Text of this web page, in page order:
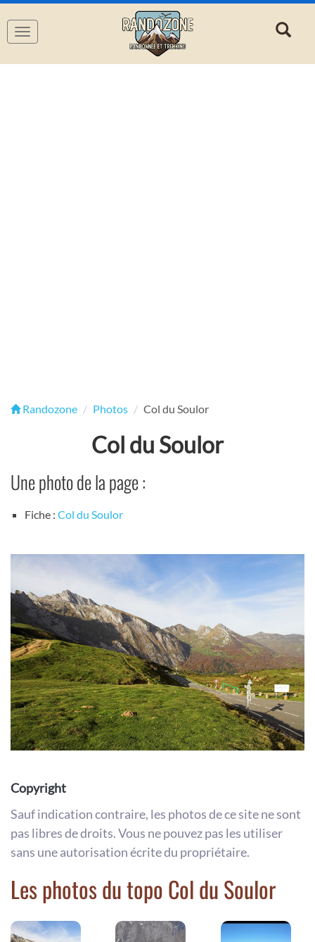
Navigation
Randozone Photos Col du Soulor
Col du Soulor
Une photo de la page :
Fiche : Col du Soulor
Copyright
Sauf indication contraire, les photos de ce site ne sont
pas libres de droits. Vous ne pouvez pas les utiliser
sans une autorisation écrite du propriétaire.
Les photos du topo Col du Soulor